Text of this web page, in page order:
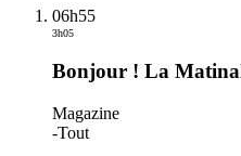
06h55
3h05
Bonjour ! La
Magazine
-Tout